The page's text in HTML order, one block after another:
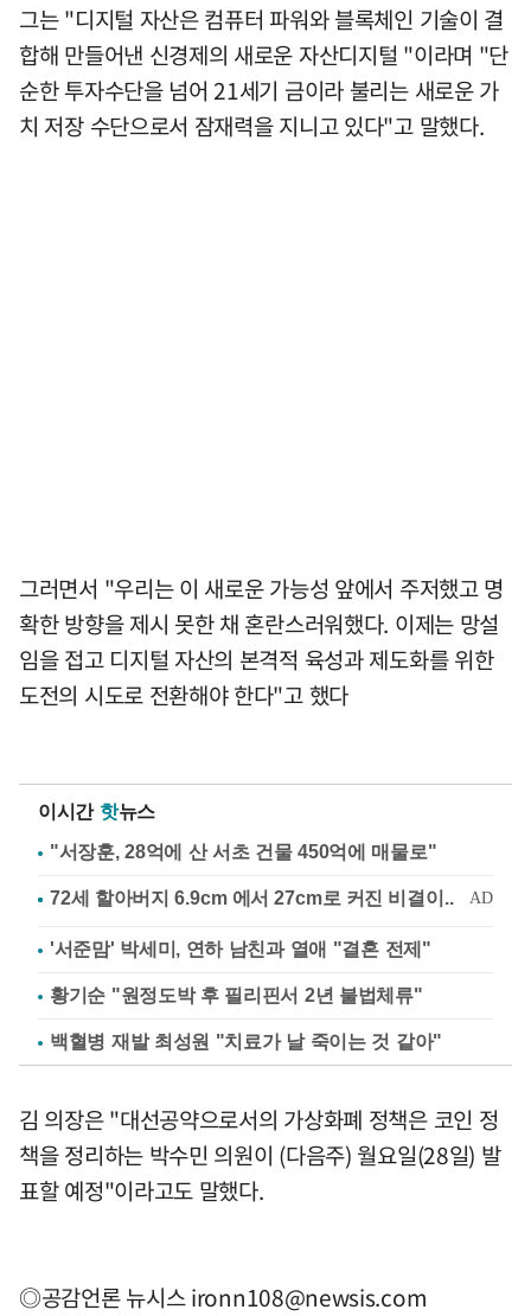
그는 "디지털 자산은 컴퓨터 파워와 블록체인 기술이 결
합해 만들어낸 신경제의 새로운 자산디지털 "이라며 "단
순한 투자수단을 넘어 21세기 금이라 불리는 새로운 가
치 저장 수단으로서 잠재력을 지니고 있다"고 말했다.
그러면서 "우리는 이 새로운 가능성 앞에서 주저했고 명
확한 방향을 제시 못한 채 혼란스러워했다. 이제는 망설
임을 접고 디지털 자산의 본격적 육성과 제도화를 위한
도전의 시도로 전환해야 한다"고 했다
이시간 핫뉴스
"서장훈, 28억에 산 서초 건물 450억에 매물로"
'서준맘' 박세미, 연하 남친과 열애 "결혼 전제"
황기순 "원정도박 후 필리핀서 2년 불법체류"
백혈병 재발 최성원 "치료가 날 죽이는 것 같아"
김 의장은 "대선공약으로서의 가상화폐 정책은 코인 정
책을 정리하는 박수민 의원이 (다음주) 월요일(28일) 발
표할 예정"이라고도 말했다.
◎공감언론 뉴시스ironn108@newsis.com